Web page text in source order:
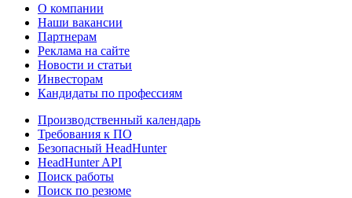
О компании
Наши вакансии
Партнерам
Реклама на сайте
Новости и статьи
Инвесторам
Кандидаты по профессиям
Производственный календарь
Требования к ПО
Безопасный HeadHunter
HeadHunter API
Поиск работы
Поиск по резюме